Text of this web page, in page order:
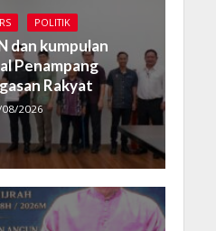
POLITIK
dan kumpulan
Penampang
Rakyat
2026